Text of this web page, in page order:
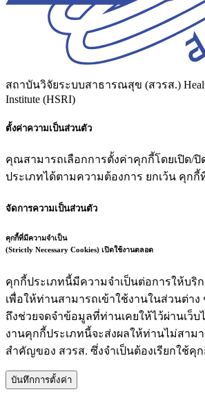
สถาบันวิจัยระบบสาธารณสุข (สวรส.)
Institute (HSRI)
ตั้งค่าความเป็นส่วนตัว
คุณสามารถเลือกการตั้งค่าคุกกี้โดยเปิด/ปิ
ประเภทได้ตามความต้องการ ยกเว้น คุกกี้
จัดการความเป็นส่วนตัว
คุกกี้ที่มีความจำเป็น
(Strictly Necessary Cookies) เปิดใช้งานตลอด
คุกกี้ประเภทนี้มีความจำเป็นต่อการให้บริ
เพื่อให้ท่านสามารถเข้าใช้งานในส่วนต่าง
ถึงช่วยจดจำข้อมูลที่ท่านเคยให้ไว้ผ่านเว็บ
งานคุกกี้ประเภทนี้จะส่งผลให้ท่านไม่สาม
สำคัญของ สวรส. ซึ่งจำเป็นต้องเรียกใช้คุ
บันทึกการตั้งค่า